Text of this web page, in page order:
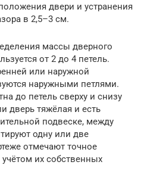
двери и устранения
в 2,5–3 см.
массы дверного
от 2 до 4 петель.
или наружной
наружными петлями.
до петель сверху и снизу
дверь тяжёлая и есть
подвеске, между
одну или две
отмечают точное
их собственных